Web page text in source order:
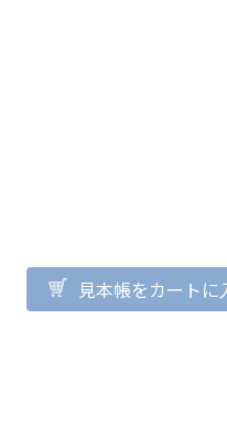
見本帳をカートに